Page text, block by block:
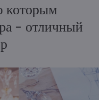
которым
- отличный